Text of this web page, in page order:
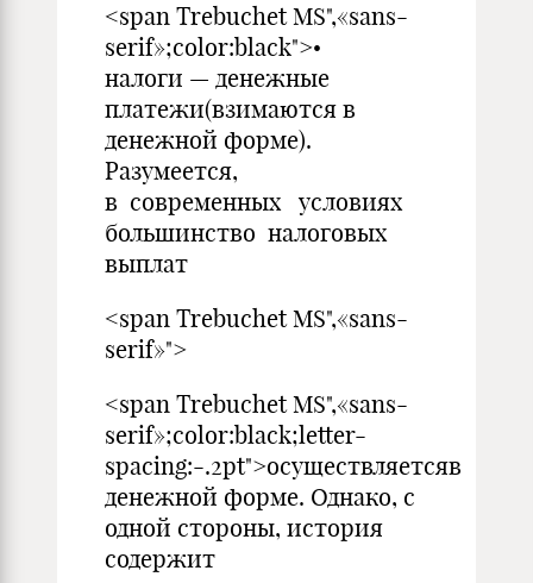
<span Trebuchet MS",«sans-
serif»;color:black">•
налоги — денежные
платежи(взимаются в
денежной форме).
Разумеется,
в современных условиях
большинство налоговых
выплат
<span Trebuchet MS",«sans-
serif»">
<span Trebuchet MS",«sans-
serif»;color:black;letter-
spacing:-.2pt">осуществляетсяв
денежной форме. Однако, с
одной стороны, история
содержит